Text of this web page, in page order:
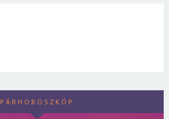
PÁRHOROSZKÓP